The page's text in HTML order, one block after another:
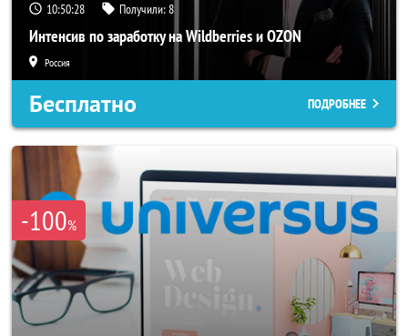
10:50:27 Получили:8
Интенсив по заработку на Wildberries и OZON
Россия
Бесплатно ПОДРОБНЕЕ
-100%